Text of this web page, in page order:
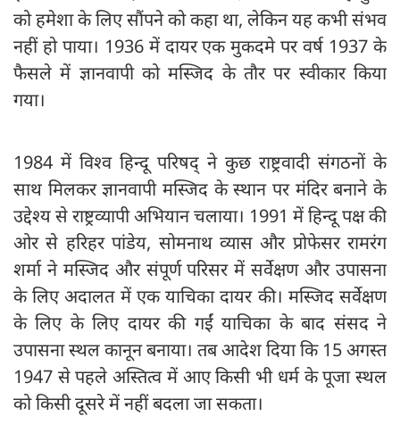
को हमेशा के लिए सौंपने को कहा था, लेकिन यह कभी संभव
नहीं हो पाया। 1936 में दायर एक मुकदमे पर वर्ष 1937 के
फैसले में ज्ञानवापी को मस्जिद के तौर पर स्वीकार किया
गया।
1984 में विश्व हिन्दू परिषद् ने कुछ राष्ट्रवादी संगठनों के
साथ मिलकर ज्ञानवापी मस्जिद के स्थान पर मंदिर बनाने के
उद्देश्य से राष्ट्रव्यापी अभियान चलाया। 1991 में हिन्दू पक्ष की
ओर से हरिहर पांडेय, सोमनाथ व्यास और प्रोफेसर रामरंग
शर्मा ने मस्जिद और संपूर्ण परिसर में सर्वेक्षण और उपासना
के लिए अदालत में एक याचिका दायर की। मस्जिद सर्वेक्षण
के लिए के लिए दायर की गईं याचिका के बाद संसद ने
उपासना स्थल कानून बनाया। तब आदेश दिया कि 15 अगस्त
1947 से पहले अस्तित्व में आए किसी भी धर्म के पूजा स्थल
को किसी दूसरे में नहीं बदला जा सकता।